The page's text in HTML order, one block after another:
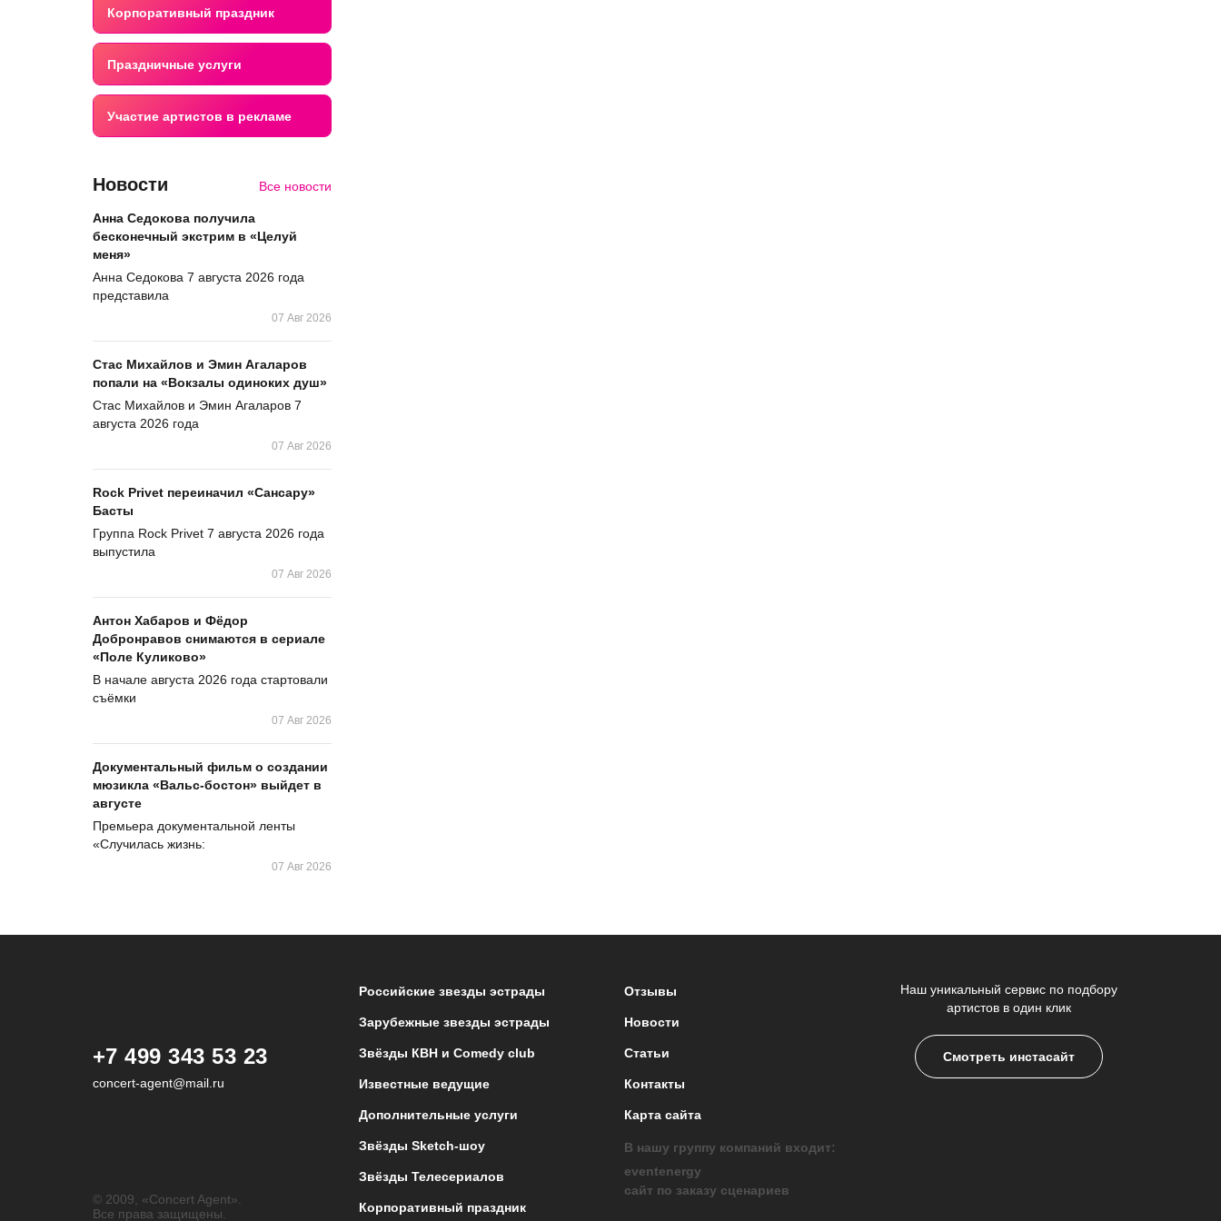
Корпоративный праздник
Праздничные услуги
Участие артистов в рекламе
Новости Все новости
Анна Седокова получила
бесконечный экстрим в «Целуй
меня»
Анна Седокова 7 августа 2026 года
представила
07 Авг 2026
Стас Михайлов и Эмин Агаларов
попали на «Вокзалы одиноких душ»
Стас Михайлов и Эмин Агаларов 7
августа 2026 года
07 Авг 2026
Rock Privet переиначил «Сансару»
Басты
Группа Rock Privet 7 августа 2026 года
выпустила
07 Авг 2026
Антон Хабаров и Фёдор
Добронравов снимаются в сериале
«Поле Куликово»
В начале августа 2026 года стартовали
съёмки
07 Авг 2026
Документальный фильм о создании
мюзикла «Вальс-бостон» выйдет в
августе
Премьера документальной ленты
«Случилась жизнь:
07 Авг 2026
+7 499 343 53 23
concert-agent@mail.ru
© 2009, «Concert Agent».
Все права защищены.
Российские звезды эстрады
Зарубежные звезды эстрады
Звёзды КВН и Comedy club
Известные ведущие
Дополнительные услуги
Звёзды Sketch-шоу
Звёзды Телесериалов
Корпоративный праздник
Отзывы
Новости
Статьи
Контакты
Карта сайта
Наш уникальный сервис по подбору
артистов в один клик
Смотреть инстасайт
В нашу группу компаний входит:
eventenergy
сайт по заказу сценариев